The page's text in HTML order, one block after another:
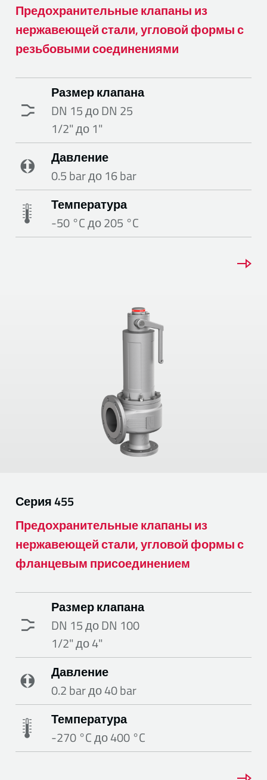
Предохранительные клапаны из
нержавеющей стали, угловой формы с
резьбовыми соединениями
Размер клапана
DN 15 до DN 25
1/2" до 1"
Давление
0.5 bar до 16 bar
Температура
-50 °C до 205 °C
Серия455
Предохранительные клапаны из
нержавеющей стали, угловой формы с
фланцевым присоединением
Размер клапана
DN 15 до DN 100
1/2" до 4"
Давление
0.2 bar до 40 bar
Температура
-270 °C до 400 °C